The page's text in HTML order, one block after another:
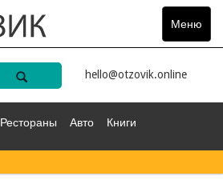
Меню
Toggle
hello@otzovik.online
Рестораны Авто Книги